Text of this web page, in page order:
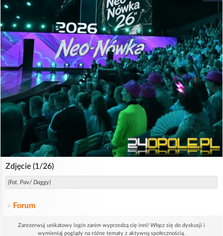
Zdjęcie (1/26)
(Fot. Pav/ Daggy)
Forum
Zarezerwuj unikatowy login zanim wyprzedzą cię inni! Włącz się do dyskusji i
wymieniaj poglądy na różne tematy z aktywną społecznością.